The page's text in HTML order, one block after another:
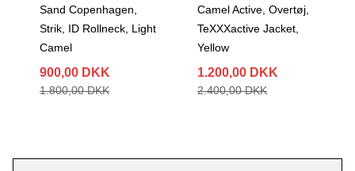
Sand Copenhagen,
Strik, ID Rollneck, Light
Camel
900,00 DKK
1.800,00 DKK
Camel Active, Overtøj,
TeXXXactive Jacket,
Yellow
1.200,00 DKK
2.400,00 DKK